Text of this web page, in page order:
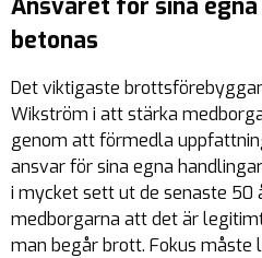
Ansvaret för sina
betonas
Det viktigaste
Wikström i att stärka
genom att förmedla
ansvar för sina egna
i mycket sett ut de senaste 50
medborgarna att det är
man begår brott. Fokus måste